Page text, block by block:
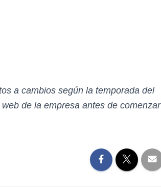
a cambios según la temporada del
de la empresa antes de comenzar